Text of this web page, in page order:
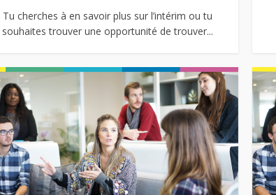
Tu cherches à en savoir plus sur l’intérim ou tu
souhaites trouver une opportunité de trouver...